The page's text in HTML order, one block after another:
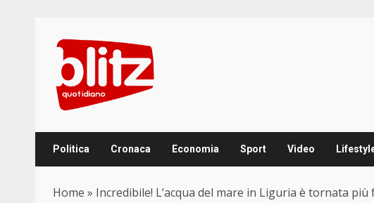
content
Politica Cronaca Economia Sport Video
Home » Incredibile! L’acqua del mare in Liguria è tornata